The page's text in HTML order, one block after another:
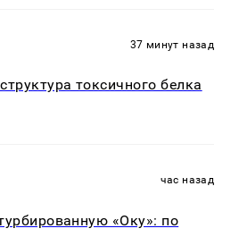
37 минут назад
токсичного белка
час назад
«Оку»: по